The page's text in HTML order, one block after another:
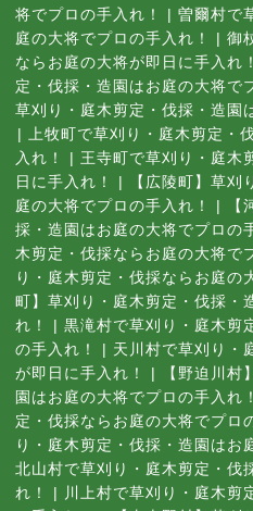
将でプロの手入れ！
| 曽爾村で
庭の大将でプロの手入れ！
| 御
ならお庭の大将が即日に手入れ！
定・伐採・造園はお庭の大将で
草刈り・庭木剪定・伐採・造園
|
上牧町で草刈り・庭木剪定・
入れ！
| 王寺町で草刈り・庭木
日に手入れ！
|
【広陵町】草
庭の大将でプロの手入れ！
|
採・造園はお庭の大将でプロの
木剪定・伐採ならお庭の大将で
り・庭木剪定・伐採ならお庭の
町】草刈り・庭木剪定・伐採・
れ！
| 黒滝村で草刈り・庭木剪
の手入れ！
| 天川村で草刈り・
が即日に手入れ！
|
【野迫川
園はお庭の大将でプロの手入れ！
定・伐採ならお庭の大将でプロ
り・庭木剪定・伐採・造園はお
北山村で草刈り・庭木剪定・伐
れ！
|
川上村で草刈り・庭木剪